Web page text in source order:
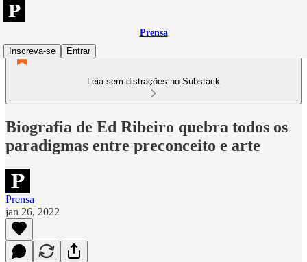
Prensa
Inscreva-se
Entrar
Leia sem distrações no Substack
Biografia de Ed Ribeiro quebra todos os
paradigmas entre preconceito e arte
Prensa
jan 26, 2022